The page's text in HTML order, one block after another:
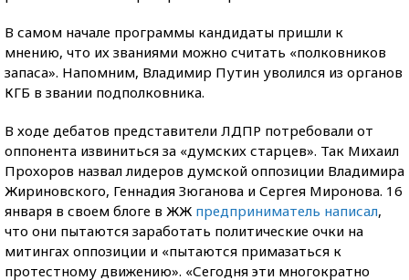
В самом начале программы кандидаты пришли к
мнению, что их званиями можно считать «полковников
запаса». Напомним, Владимир Путин уволился из органов
КГБ в звании подполковника.
В ходе дебатов представители ЛДПР потребовали от
оппонента извиниться за «думских старцев». Так Михаил
Прохоров назвал лидеров думской оппозиции Владимира
Жириновского, Геннадия Зюганова и Сергея Миронова. 16
января в своем блоге в ЖЖ предприниматель написал,
что они пытаются заработать политические очки на
митингах оппозиции и «пытаются примазаться к
протестному движению». «Сегодня эти многократно